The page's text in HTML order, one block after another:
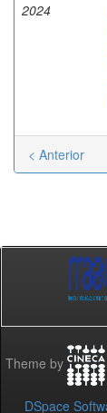
2024
< Anterior
Theme by
DSpace